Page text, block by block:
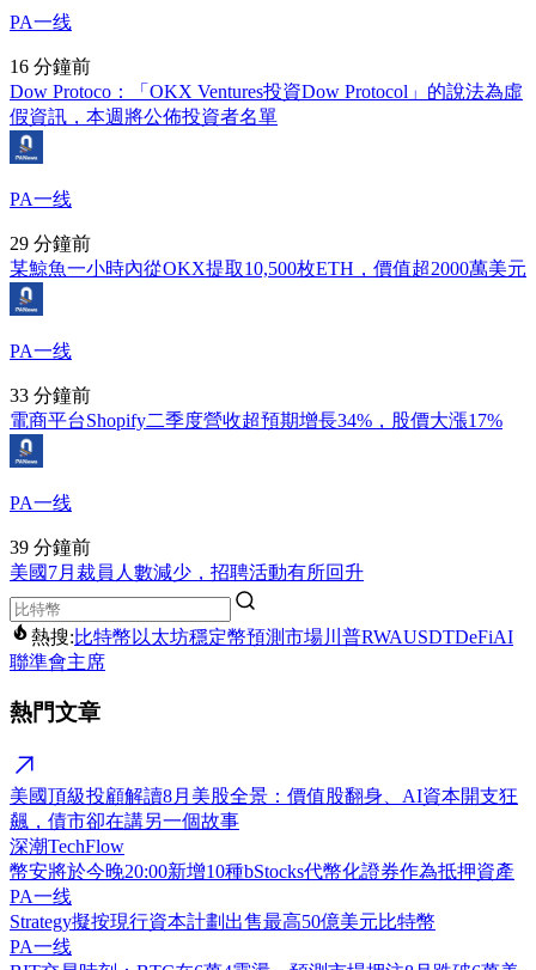
PA一线
16 分鐘前
Dow Protoco：「OKX Ventures投資Dow Protocol」的說法為虛
假資訊，本週將公佈投資者名單
PA一线
29 分鐘前
某鯨魚一小時內從OKX提取10,500枚ETH，價值超2000萬美元
PA一线
33 分鐘前
電商平台Shopify二季度營收超預期增長34%，股價大漲17%
PA一线
39 分鐘前
美國7月裁員人數減少，招聘活動有所回升
熱搜:比特幣 以太坊穩定幣預測市場川普RWAUSDTDeFiAI
聯準會主席
熱門文章
美國頂級投顧解讀8月美股全景：價值股翻身、AI資本開支狂
飆，債市卻在講另一個故事
深潮TechFlow
幣安將於今晚20:00新增10種bStocks代幣化證券作為抵押資產
PA一线
Strategy擬按現行資本計劃出售最高50億美元比特幣
PA一线